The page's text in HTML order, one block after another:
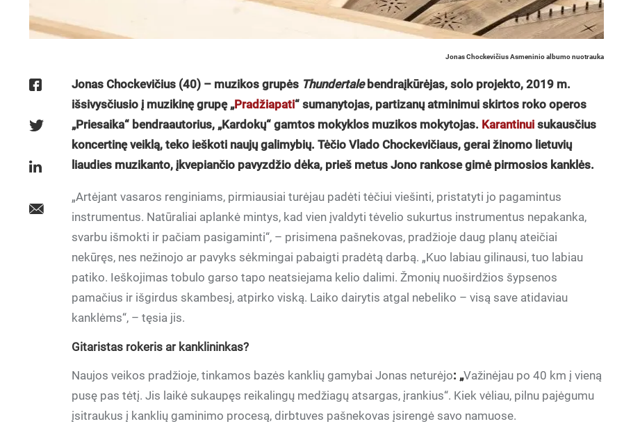
Jonas Chockevičius Asmeninio albumo nuotrauka
Jonas Chockevičius (40) – muzikos grupės Thundertalebendraįkūrėjas, solo projekto, 2019 m.
išsivysčiusio į muzikinę grupę „Pradžiapati“ sumanytojas, partizanų atminimui skirtos roko operos
„Priesaika“ bendraautorius, „Kardokų“ gamtos mokyklos muzikos mokytojas. Karantinui sukausčius
koncertinę veiklą, teko ieškoti naujų galimybių. Tėčio Vlado Chockevičiaus, gerai žinomo lietuvių
liaudies muzikanto, įkvepiančio pavyzdžio dėka, prieš metus Jono rankose gimė pirmosios kanklės.
„Artėjant vasaros renginiams, pirmiausiai turėjau padėti tėčiui viešinti, pristatyti jo pagamintus
instrumentus. Natūraliai aplankė mintys, kad vien įvaldyti tėvelio sukurtus instrumentus nepakanka,
svarbu išmokti ir pačiam pasigaminti“, – prisimena pašnekovas, pradžioje daug planų ateičiai
nekūręs, nes nežinojo ar pavyks sėkmingai pabaigti pradėtą darbą. „Kuo labiau gilinausi, tuo labiau
patiko. Ieškojimas tobulo garso tapo neatsiejama kelio dalimi. Žmonių nuoširdžios šypsenos
pamačius ir išgirdus skambesį, atpirko viską. Laiko dairytis atgal nebeliko – visą save atidaviau
kanklėms“, – tęsia jis.
Gitaristas rokeris ar kanklininkas?
Naujos veikos pradžioje, tinkamos bazės kanklių gamybai Jonas neturėjo: „Važinėjau po 40 km į vieną
pusę pas tėtį. Jis laikė sukaupęs reikalingų medžiagų atsargas, įrankius“. Kiek vėliau, pilnu pajėgumu
įsitraukus į kanklių gaminimo procesą, dirbtuves pašnekovas įsirengė savo namuose.